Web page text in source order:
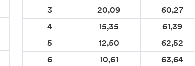
3
20,09
60,27
4
15,35
61,39
5
12,50
62,52
6
10,61
63,64